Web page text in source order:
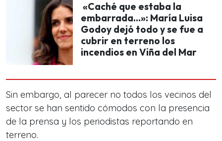
«Caché que estaba la
embarrada…»: María Luisa
Godoy dejó todo y se fue a
cubrir en terreno los
incendios en Viña del Mar
Sin embargo, al parecer no todos los vecinos del
sector se han sentido cómodos con la presencia
de la prensa y los periodistas reportando en
terreno.